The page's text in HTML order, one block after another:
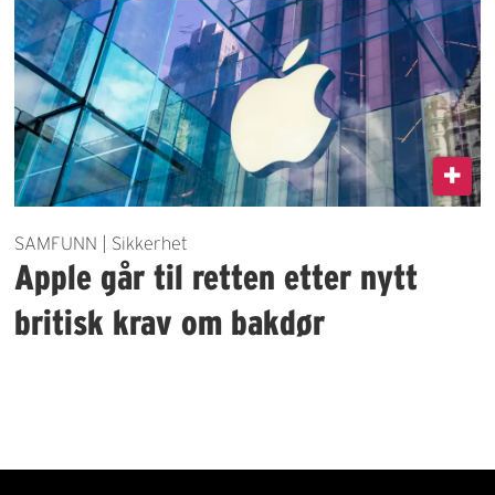
SAMFUNN | Sikkerhet
Apple går til retten etter nytt
britisk krav om bakdør